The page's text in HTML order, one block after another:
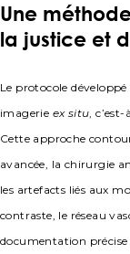
Une
la justice et
Le protocole
imagerie ex situ,
Cette approche
avancée, la chirurgie
les artefacts liés aux
contraste, le réseau
documentation